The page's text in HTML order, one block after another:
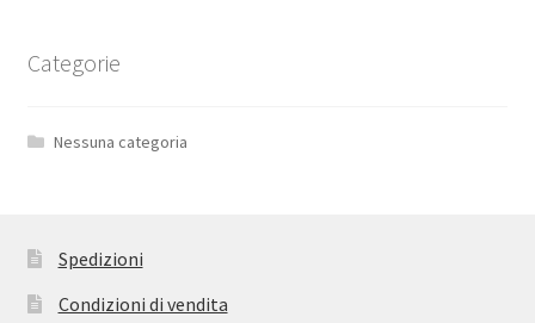
Categorie
Nessuna categoria
Spedizioni
Condizioni di vendita